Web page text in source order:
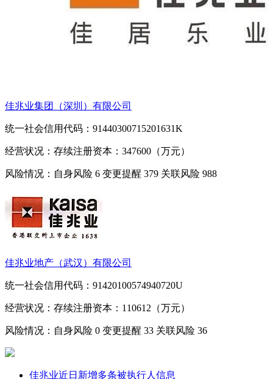
佳兆业集团（深圳）有限公司
统一社会信用代码：91440300715201631K
经营状况：存续注册资本：347600（万元）
风险情况：自身风险 6 变更提醒 379 关联风险 988
佳兆业地产（武汉）有限公司
统一社会信用代码：91420100574940720U
经营状况：存续注册资本：110612（万元）
风险情况：自身风险 0 变更提醒 33 关联风险 36
佳兆业近日新增多条被执行人信息